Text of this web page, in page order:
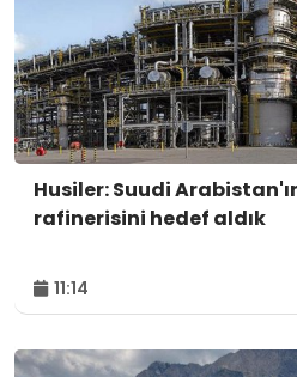
Husiler: Suudi
rafinerisini hedef aldık
11:14